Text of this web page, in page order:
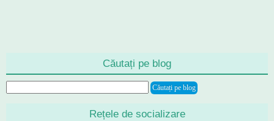
Căutați pe blog
Rețele de socializare